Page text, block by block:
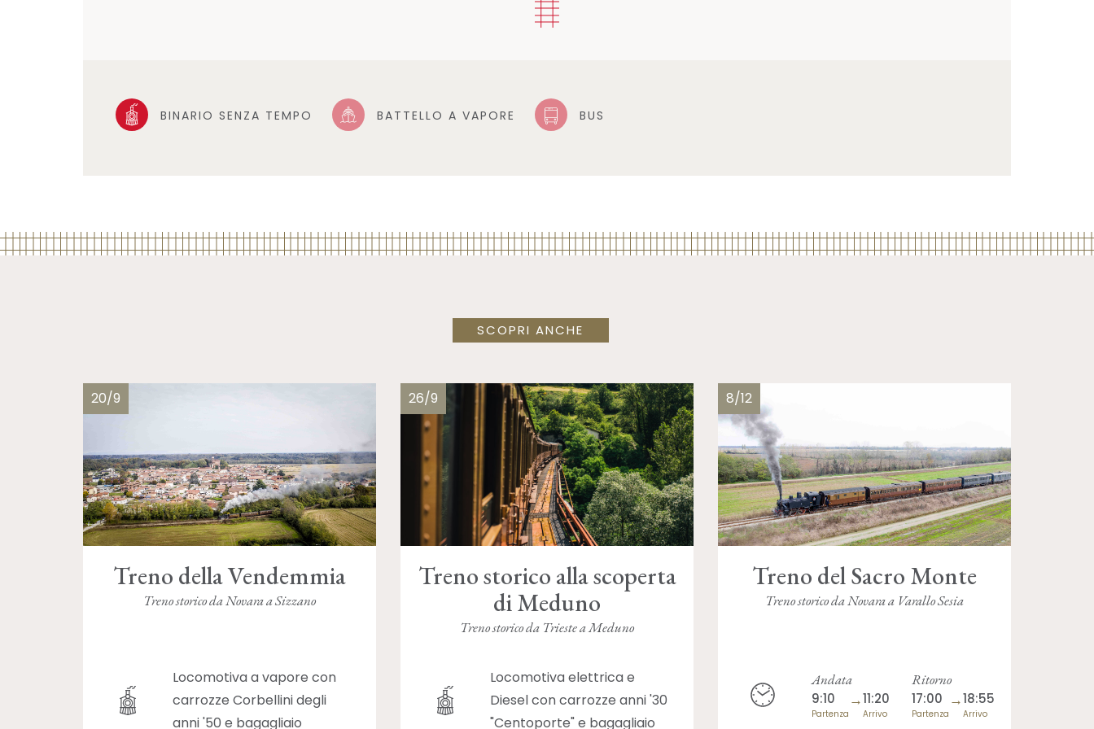
BINARIO SENZA TEMPO BATTELLO A VAPORE BUS
SCOPRI ANCHE
20/9
Treno della Vendemmia
Treno storico da Novara a Sizzano
Locomotiva a vapore con
carrozze Corbellini degli
anni '50 e bagagliaio
26/9
Treno storico alla scoperta
di Meduno
Treno storico da Trieste a Meduno
Locomotiva elettrica e
Diesel con carrozze anni '30
"Centoporte" e bagagliaio
8/12
Treno del Sacro Monte
Treno storico da Novara a Varallo Sesia
Andata
9:10
Partenza
→11:20
Arrivo
Ritorno
17:00
Partenza
→18:55
Arrivo